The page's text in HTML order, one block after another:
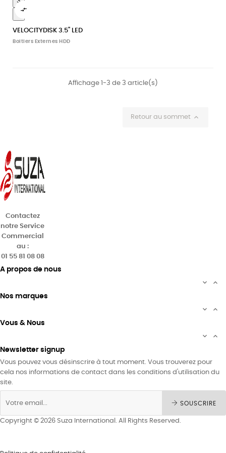

VELOCITYDISK 3.5" LED
Boitiers Externes HDD
Affichage 1-3 de 3 article(s)
Retour au sommet 
Contactez
notre Service
Commercial
au :
01 55 81 08 08
A propos de nous
 
Nos marques
 
Vous & Nous
 
Newsletter signup
Vous pouvez vous désinscrire à tout moment. Vous trouverez pour
cela nos informations de contact dans les conditions d'utilisation du
site.
SOUSCRIRE
Copyright © 2026 Suza International. All Rights Reserved.